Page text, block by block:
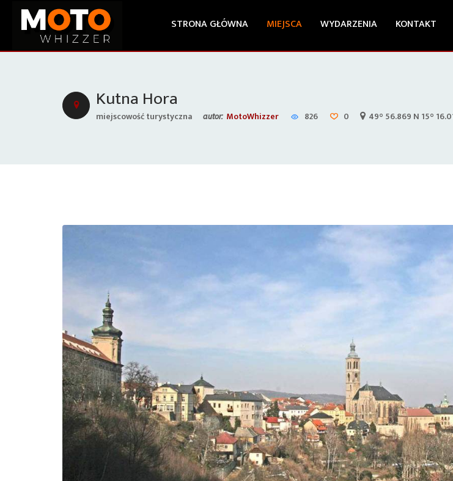
STRONA GŁÓWNA MIEJSCA WYDARZENIA KONTAKT
Kutna Hora
miejscowość turystyczna autor: MotoWhizzer 826 0 49° 56.869 N 15°